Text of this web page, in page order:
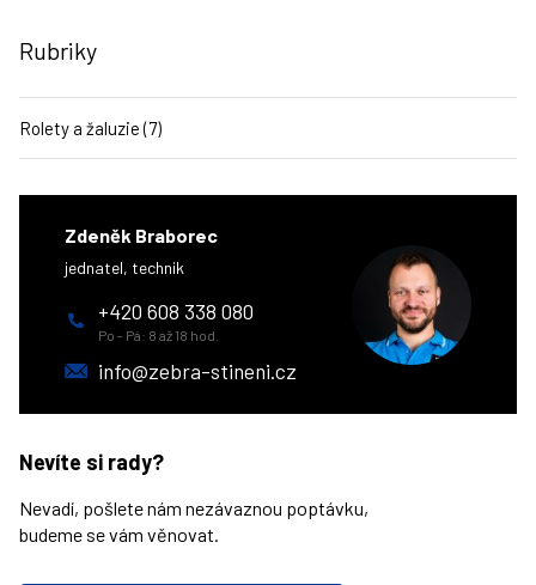
Rubriky
Rolety a žaluzie (7)
Zdeněk Braborec
jednatel, technik
+420 608 338 080
Po - Pá: 8 až 18 hod.
info@zebra-stineni.cz
Nevíte si rady?
Nevadí, pošlete nám nezávaznou poptávku,
budeme se vám věnovat.